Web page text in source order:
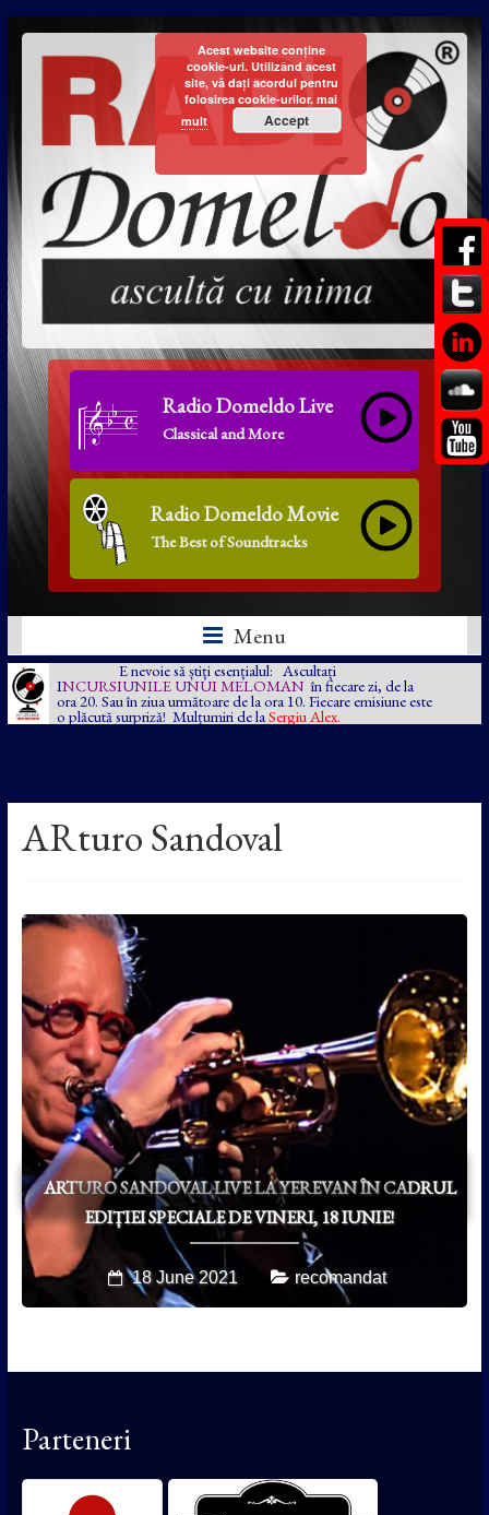
Radio Domeldo Live
Classical and More
Radio Domeldo Movie
The Best of Soundtracks
Menu
E nevoie să știți esențialul: Ascultați
INCURSIUNILE UNUI MELOMAN în fiecare zi, de la
ora 20. Sau în ziua următoare de la ora 10. Fiecare emisiune este
o plăcută surpriză! Mulțumiri de la Sergiu Alex.
ARturo Sandoval
ARTURO SANDOVAL LIVE LA YEREVAN ÎN CADRUL
EDIȚIEI SPECIALE DE VINERI, 18 IUNIE!
18 June 2021 recomandat
Parteneri
Acest website conține
cookie-uri. Utilizând acest
site, vă dați acordul pentru
folosirea cookie-urilor. mai
mult
Accept